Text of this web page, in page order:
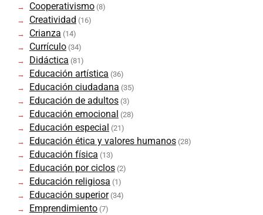
Cooperativismo (8)
Creatividad (16)
Crianza (14)
Currículo (34)
Didáctica (81)
Educación artística (36)
Educación ciudadana (35)
Educación de adultos (3)
Educación emocional (28)
Educación especial (21)
Educación ética y valores humanos (28)
Educación física (13)
Educación por ciclos (2)
Educación religiosa (1)
Educación superior (34)
Emprendimiento (7)